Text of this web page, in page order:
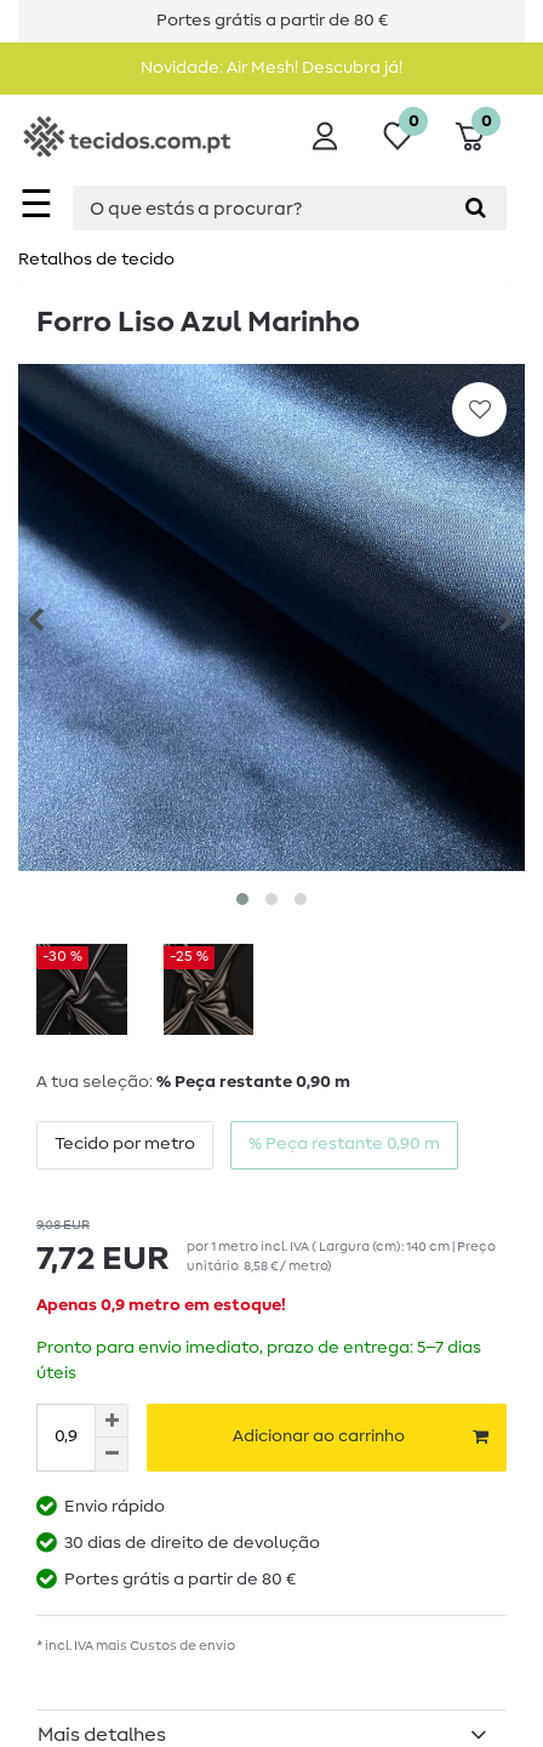
Portes grátis a partir de 80 €
Novidade: Air Mesh! Descubra já!
☰
0 0
Retalhos de tecido
Forro Liso Azul Marinho
-30 % -25 %
A tua seleção: % Peça restante 0,90 m
Tecido por metro % Peça restante 0,90 m
9,08 EUR
7,72 EUR por1 metroincl. IVA( Largura (cm): 140 cm | Preço
unitário 8,58 € / metro)
Apenas 0,9 metro em estoque!
Pronto para envio imediato, prazo de entrega: 5–7 dias
úteis
Adicionar ao carrinho
Envio rápido
30 dias de direito de devolução
Portes grátis a partir de 80 €
* incl. IVA mais Custos de envio
Mais detalhes